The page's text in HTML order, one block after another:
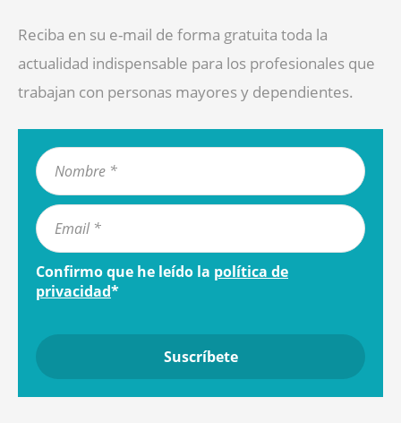
Reciba en su e-mail de forma gratuita toda la
actualidad indispensable para los profesionales que
trabajan con personas mayores y dependientes.
Confirmo que he leído la política de
privacidad*